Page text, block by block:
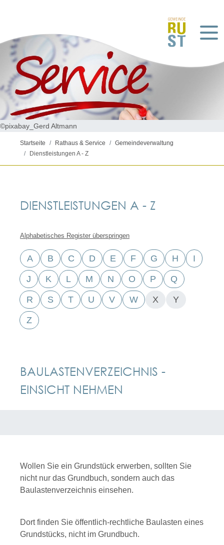
©pixabay_Gerd Altmann
Startseite Rathaus & Service
Gemeindeverwaltung
Dienstleistungen A - Z
DIENSTLEISTUNGEN A - Z
Alphabetisches Register überspringen
A B C D E F G H I
J K L M N O P Q
R S T U V W X Y
Z
BAULASTENVERZEICHNIS -
EINSICHT NEHMEN
Wollen Sie ein Grundstück erwerben, sollten Sie
nicht nur das Grundbuch, sondern auch das
Baulastenverzeichnis einsehen.
Dort finden Sie öffentlich-rechtliche Baulasten eines
Grundstücks, nicht im Grundbuch.